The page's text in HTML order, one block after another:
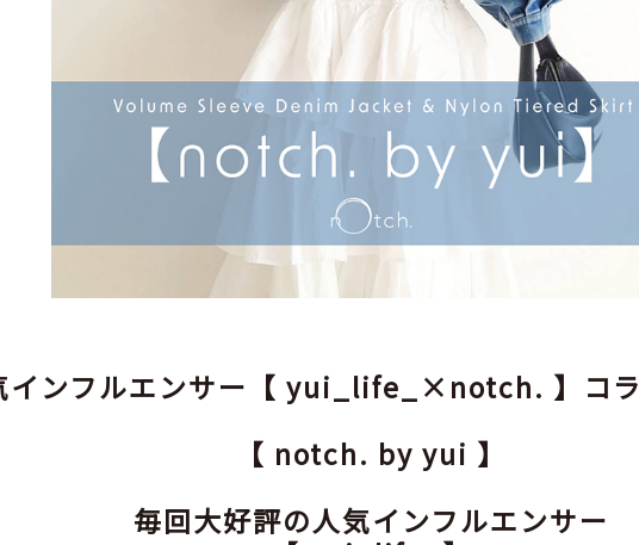
ンフルエンサー【 yui_life_×notch. 】コ
【 notch. by yui 】
毎回大好評の人気インフルエンサー